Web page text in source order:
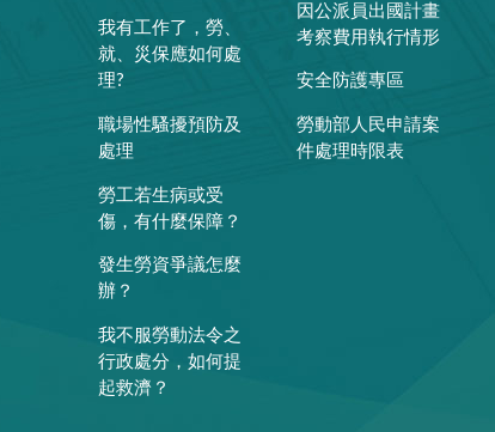
我有工作了，勞、
就、災保應如何處
理?
職場性騷擾預防及
處理
勞工若生病或受
傷，有什麼保障？
發生勞資爭議怎麼
辦？
我不服勞動法令之
行政處分，如何提
起救濟？
因公派員出國計畫
考察費用執行情形
安全防護專區
勞動部人民申請案
件處理時限表